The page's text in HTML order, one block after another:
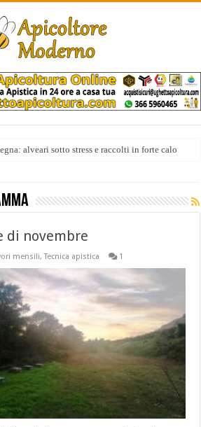
alveari sotto stress e raccolti in forte calo
di novembre
mensili,Tecnica apistica 1